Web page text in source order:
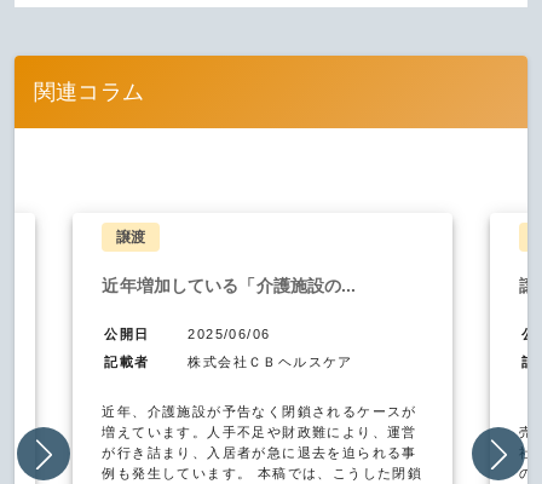
関連コラム
譲渡
近年増加している「介護施設の...
公開日
2025/06/06
記載者
株式会社ＣＢヘルスケア
近年、介護施設が予告なく閉鎖されるケースが
増えています。人手不足や財政難により、運営
が行き詰まり、入居者が急に退去を迫られる事
例も発生しています。 本稿では、こうした閉鎖
譲
公
記
売
社
の